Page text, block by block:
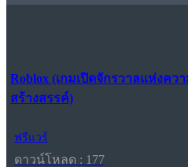
Roblox (เกมเปิดจักรวาลแห่งค
สร้างสรรค์)
ฟรีแวร์
ดาวน์โหลด : 177